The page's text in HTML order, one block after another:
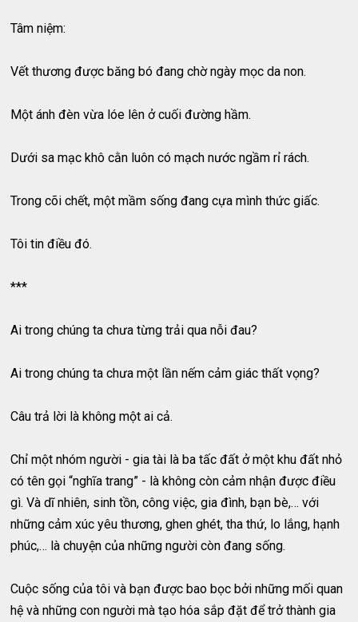
Tâm niệm:
Vết thương được băng bó đang chờ ngày mọc da non.
Một ánh đèn vừa lóe lên ở cuối đường hầm.
Dưới sa mạc khô cằn luôn có mạch nước ngầm rỉ rách.
Trong cõi chết, một mầm sống đang cựa mình thức giấc.
Tôi tin điều đó.
***
Ai trong chúng ta chưa từng trải qua nỗi đau?
Ai trong chúng ta chưa một lần nếm cảm giác thất vọng?
Câu trả lời là không một ai cả.
Chỉ một nhóm người - gia tài là ba tấc đất ở một khu đất nhỏ
có tên gọi “nghĩa trang” - là không còn cảm nhận được điều
gì. Và dĩ nhiên, sinh tồn, công việc, gia đình, bạn bè,… với
những cảm xúc yêu thương, ghen ghét, tha thứ, lo lắng, hạnh
phúc,… là chuyện của những người còn đang sống.
Cuộc sống của tôi và bạn được bao bọc bởi những mối quan
hệ và những con người mà tạo hóa sắp đặt để trở thành gia